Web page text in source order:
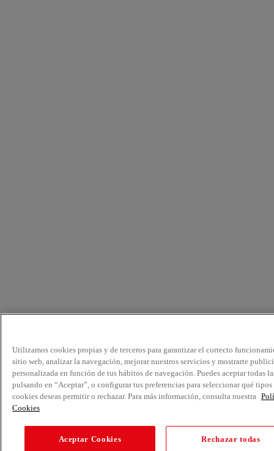
Utilizamos cookies propias y de terceros para garantizar el correcto
sitio web, analizar la navegación, mejorar nuestros servicios y mostrarte
personalizada en función de tus hábitos de navegación. Puedes aceptar todas
pulsando en “Aceptar”, o configurar tus preferencias para seleccionar qué tipos
cookies deseas permitir o rechazar. Para más información, consulta nuestra
Cookies
Aceptar Cookies Rechazar todas